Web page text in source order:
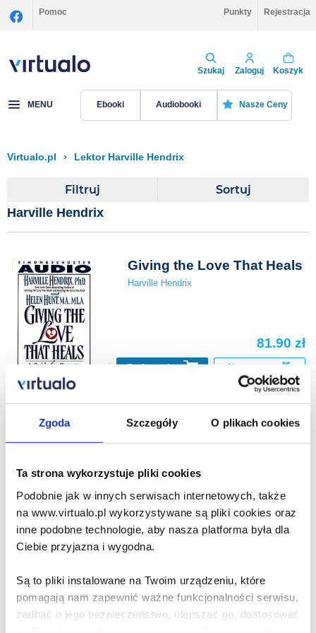
Zgoda Szczegóły O plikach cookies
Ta strona wykorzystuje pliki cookies
Podobnie jak w innych serwisach internetowych, także
na www.virtualo.pl wykorzystywane są pliki cookies oraz
inne podobne technologie, aby nasza platforma była dla
Ciebie przyjazna i wygodna.
Są to pliki instalowane na Twoim urządzeniu, które
pomagają nam zapewnić ważne funkcjonalności serwisu,
zadbać o jego bezpieczeństwo, ulepszać go, dostosować
Pomoc Punkty Rejestracja
Szukaj Zaloguj Koszyk
MENU Ebooki Audiobooki Nasze Ceny
Virtualo.pl › Lektor Harville Hendrix
Filtruj Sortuj
Harville Hendrix
Giving the Love That Heals
Harville Hendrix
81.90 zł
Do koszyka Na prezent
Receiving Love
Do koszyka Na prezent
Getting the Love You Want
Harville Hendrix Helen LaKelly Hunt
79.90 zł